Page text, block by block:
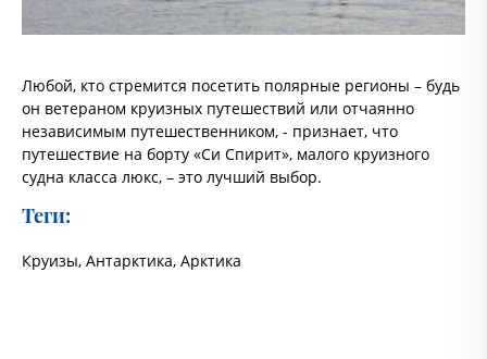
Любой, кто стремится посетить полярные регионы – будь
он ветераном круизных путешествий или отчаянно
независимым путешественником, - признает, что
путешествие на борту «Си Спирит», малого круизного
судна класса люкс, – это лучший выбор.
Теги:
Круизы, Антарктика, Арктика